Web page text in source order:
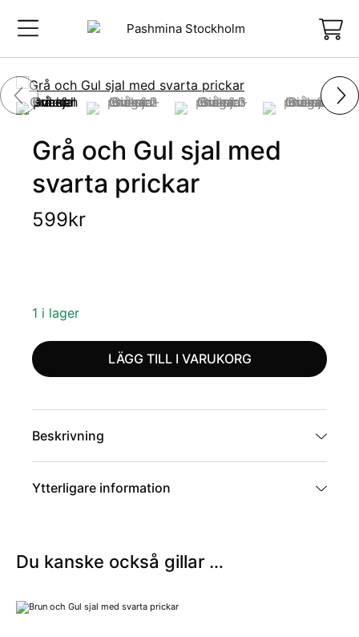
Grå och Gul sjal med
svarta prickar
599kr
1 i lager
LÄGG TILL I VARUKORG
Beskrivning
Ytterligare information
Du kanske också gillar …